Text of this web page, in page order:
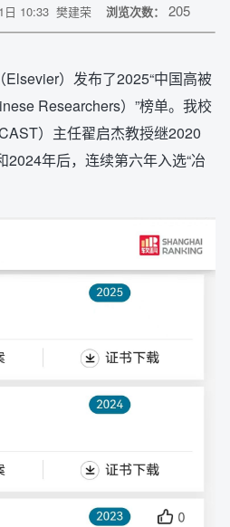
日 10:33 樊建荣 浏览次数： 205
）发布了2025“中国高被
Researchers）”榜单。我校
）主任翟启杰教授继2020
年后，连续第六年入选“冶